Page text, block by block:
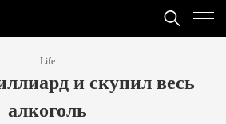
Life
и скупил весь
алкоголь